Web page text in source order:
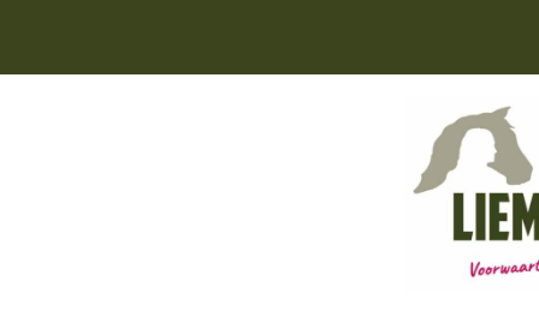
inhoud